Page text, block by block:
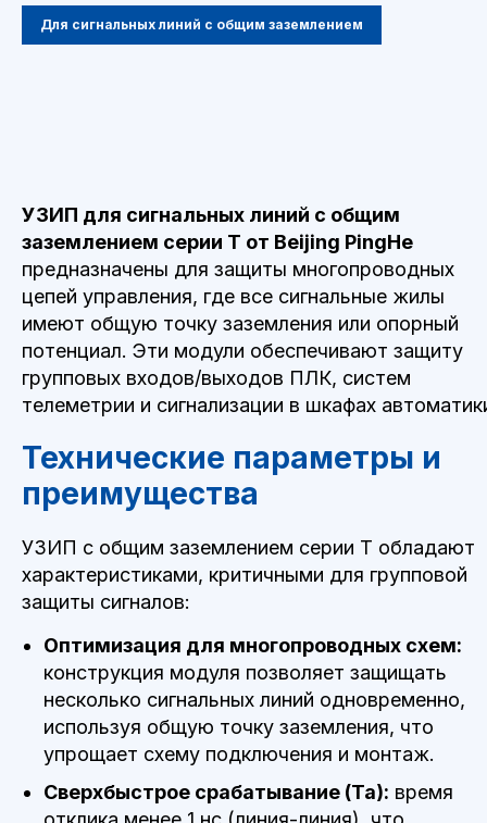
Для сигнальных линий с общим заземлением
УЗИП для сигнальных линий с общим
заземлением серии T от Beijing PingHe
предназначены для защиты многопроводных
цепей управления, где все сигнальные жилы
имеют общую точку заземления или опорный
потенциал. Эти модули обеспечивают защиту
групповых входов/выходов ПЛК, систем
телеметрии и сигнализации в шкафах
Технические параметры и
преимущества
УЗИП с общим заземлением серии T обладают
характеристиками, критичными для групповой
защиты сигналов:
Оптимизация для многопроводных схем:
конструкция модуля позволяет защищать
несколько сигнальных линий одновременно,
используя общую точку заземления, что
упрощает схему подключения и монтаж.
Сверхбыстрое срабатывание (Ta): время